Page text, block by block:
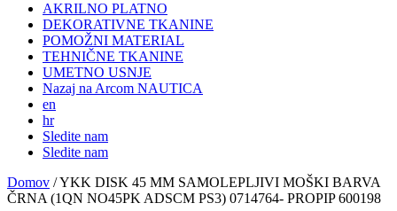
AKRILNO PLATNO
DEKORATIVNE TKANINE
POMOŽNI MATERIAL
TEHNIČNE TKANINE
UMETNO USNJE
Nazaj na Arcom NAUTICA
en
hr
Sledite nam
Sledite nam
Domov /YKK DISK 45 MM SAMOLEPLJIVI MOŠKI BARVA
ČRNA (1QN NO45PK ADSCM PS3) 0714764- PROPIP 600198